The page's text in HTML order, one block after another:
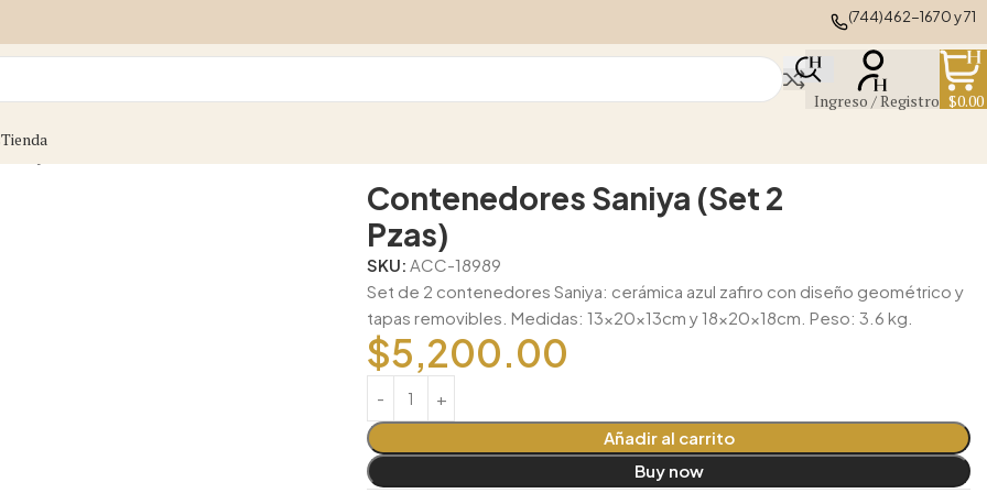
(744)462-1670 y 71
Ingreso / Registro $0.00
Tienda
Contenedores Saniya (Set 2
Pzas)
SKU:ACC-18989
Set de 2 contenedores Saniya: cerámica azul zafiro con diseño geométrico y
tapas removibles. Medidas: 13x20x13cm y 18x20x18cm. Peso: 3.6 kg.
$5,200.00
Añadir al carrito
Buy now